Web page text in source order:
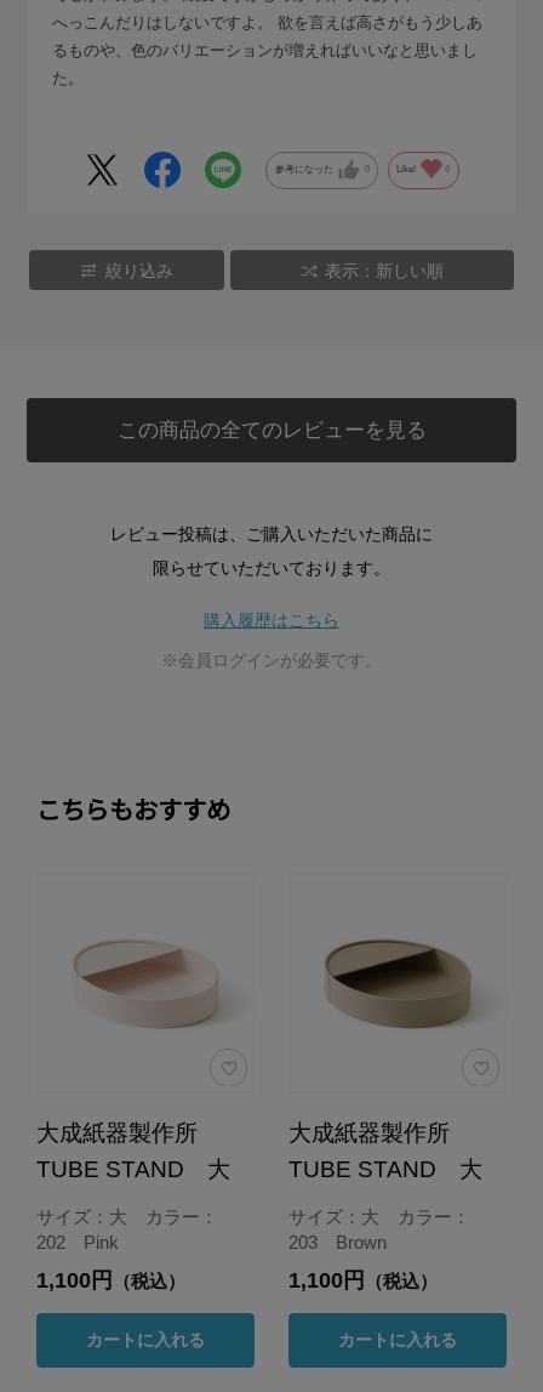
へっこんだりはしないですよ。 欲を言えば高さがもう少しあ
るものや、色のバリエーションが増えればいいなと思いまし
た。
参考になった 0 Like! 0
絞り込み 表示：新しい順
この商品の全てのレビューを見る
レビュー投稿は、ご購入いただいた商品に
限らせていただいております。
購入履歴はこちら
※会員ログインが必要です。
こちらもおすすめ
大成紙器製作所
TUBE STAND 大
サイズ：大 カラー：
202 Pink
1,100円 （税込）
カートに入れる
大成紙器製作所
TUBE STAND 大
サイズ：大 カラー：
203 Brown
1,100円 （税込）
カートに入れる